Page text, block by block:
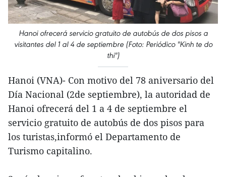
Hanoi ofrecerá servicio gratuito de autobús de dos pisos a
visitantes del 1 al 4 de septiembre (Foto: Periódico "Kinh te do
thi")
Hanoi (VNA)- Con motivo del 78 aniversario del
Día Nacional (2de septiembre), la autoridad de
Hanoi ofrecerá del 1 a 4 de septiembre el
servicio gratuito de autobús de dos pisos para
los turistas,informó el Departamento de
Turismo capitalino.